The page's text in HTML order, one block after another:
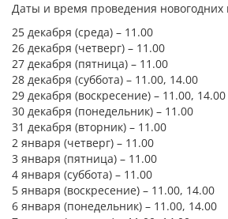
Даты и время проведения новогодних
25 декабря (среда) – 11.00
26 декабря (четверг) – 11.00
27 декабря (пятница) – 11.00
28 декабря (суббота) – 11.00, 14.00
29 декабря (воскресение) – 11.00, 14.00
30 декабря (понедельник) – 11.00
31 декабря (вторник) – 11.00
2 января (четверг) – 11.00
3 января (пятница) – 11.00
4 января (суббота) – 11.00
5 января (воскресение) – 11.00, 14.00
6 января (понедельник) – 11.00, 14.00